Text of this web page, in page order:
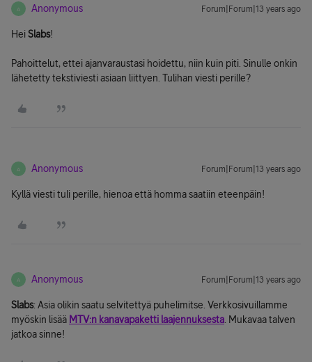
A Anonymous Forum|Forum|13 years ago
HeiSlabs!
Pahoittelut, ettei ajanvaraustasi hoidettu, niin kuin piti. Sinulle onkin
lähetetty tekstiviesti asiaan liittyen. Tulihan viesti perille?
A Anonymous Forum|Forum|13 years ago
Kyllä viesti tuli perille, hienoa että homma saatiin eteenpäin!
A Anonymous Forum|Forum|13 years ago
Slabs: Asia olikin saatu selvitettyä puhelimitse. Verkkosivuillamme
myöskin lisää MTV:n kanavapaketti laajennuksesta . Mukavaa talven
jatkoa sinne!